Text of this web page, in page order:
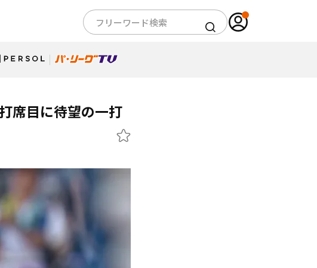
席目に待望の一打